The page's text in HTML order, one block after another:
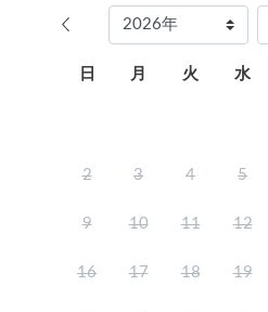
・Wi-Fi
・モアニテーブル(ガス・水道・
・BBQセット
日 月 火 水
2 3 4 5
9 10 11 12
16 17 18 19